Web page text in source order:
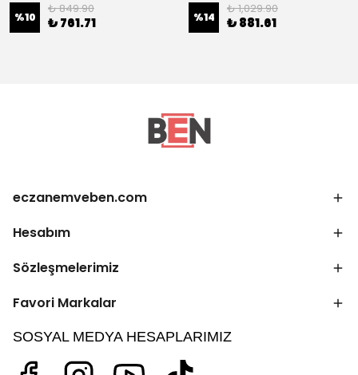
%10
₺ 849.90
₺ 761.71 %14
₺ 1,029.90
₺ 881.61
eczanemveben.com
Hesabım
Sözleşmelerimiz
Favori Markalar
SOSYAL MEDYA HESAPLARIMIZ